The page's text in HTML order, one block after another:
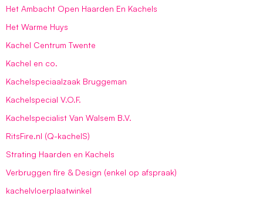
Het Ambacht Open Haarden En Kachels
Het Warme Huys
Kachel Centrum Twente
Kachel en co.
Kachelspeciaalzaak Bruggeman
Kachelspecial V.O.F.
Kachelspecialist Van Walsem B.V.
RitsFire.nl (Q-kachelS)
Strating Haarden en Kachels
Verbruggen fire & Design (enkel op afspraak)
kachelvloerplaatwinkel